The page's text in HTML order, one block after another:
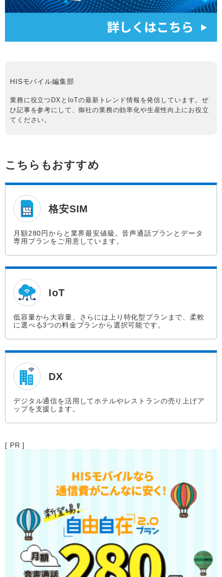
HISモバイル編集部
業務に役立つDXとIoTの最新トレンド情報を発信しています。ぜ
ひ記事を参考にして、御社の業務の効率化や生産性向上にお役立
てください。
こちらもおすすめ
格安SIM
月額280円からと業界最安値級。音声通話プランとデータ
専用プランをご用意しています。
IoT
低容量から大容量、さらには上り特化型プランまで、柔軟
に選べる3つの料金プランから選択可能です。
DX
デジタル通信を活用してホテルやレストランの売り上げア
ップを支援します。
[ PR ]